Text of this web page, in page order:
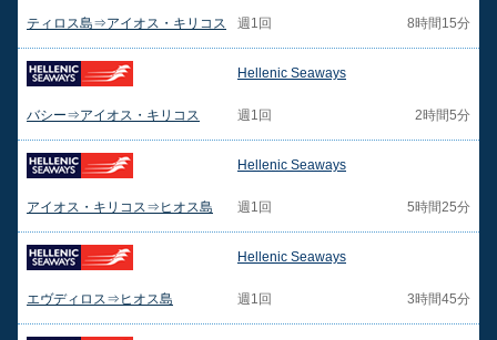
ティロス島⇒アイオス・キリコス 週1回 8時間15分
Hellenic Seaways
バシー⇒アイオス・キリコス 週1回 2時間5分
Hellenic Seaways
アイオス・キリコス⇒ヒオス島 週1回 5時間25分
Hellenic Seaways
エヴディロス⇒ヒオス島 週1回 3時間45分